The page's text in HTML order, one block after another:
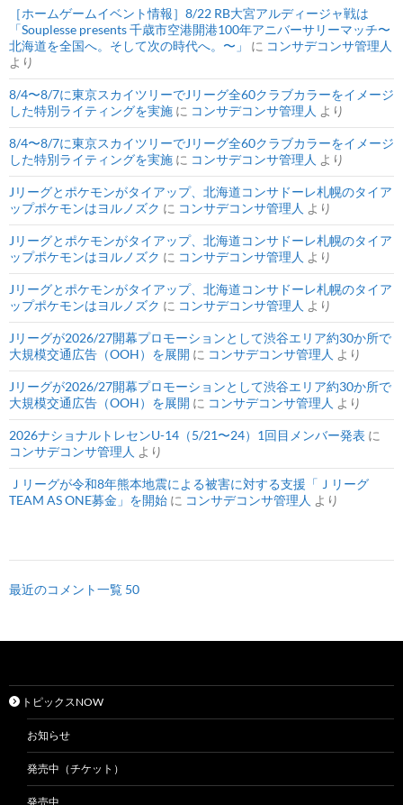
［ホームゲームイベント情報］8/22 RB大宮アルディージャ戦は
「Souplesse presents 千歳市空港開港100年アニバーサリーマッチ〜
北海道を全国へ。そして次の時代へ。〜」
に コンサデコンサ管理人
より
8/4〜8/7に東京スカイツリーでJリーグ全60クラブカラーをイメージ
した特別ライティングを実施 に コンサデコンサ管理人 より
8/4〜8/7に東京スカイツリーでJリーグ全60クラブカラーをイメージ
した特別ライティングを実施 に コンサデコンサ管理人 より
Jリーグとポケモンがタイアップ、北海道コンサドーレ札幌のタイア
ップポケモンはヨルノズク に コンサデコンサ管理人 より
Jリーグとポケモンがタイアップ、北海道コンサドーレ札幌のタイア
ップポケモンはヨルノズク に コンサデコンサ管理人 より
Jリーグとポケモンがタイアップ、北海道コンサドーレ札幌のタイア
ップポケモンはヨルノズク に コンサデコンサ管理人 より
Jリーグが2026/27開幕プロモーションとして渋谷エリア約30か所で
大規模交通広告（OOH）を展開 に コンサデコンサ管理人 より
Jリーグが2026/27開幕プロモーションとして渋谷エリア約30か所で
大規模交通広告（OOH）を展開 に コンサデコンサ管理人 より
2026ナショナルトレセンU-14（5/21〜24）1回目メンバー発表 に
コンサデコンサ管理人 より
Ｊリーグが令和8年熊本地震による被害に対する支援「Ｊリーグ
TEAM AS ONE募金」を開始 に コンサデコンサ管理人 より
最近のコメント一覧 50
トピックスNOW
お知らせ
発売中（チケット）
発売中